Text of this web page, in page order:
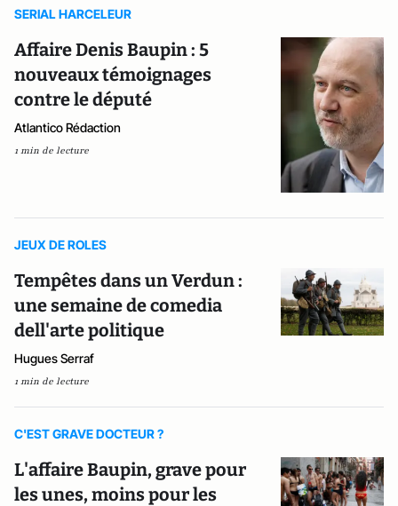
SERIAL HARCELEUR
Affaire Denis Baupin : 5
nouveaux témoignages
contre le député
Atlantico Rédaction
1 min de lecture
JEUX DE ROLES
Tempêtes dans un Verdun :
une semaine de comedia
dell'arte politique
Hugues Serraf
1 min de lecture
C'EST GRAVE DOCTEUR ?
L'affaire Baupin, grave pour
les unes, moins pour les